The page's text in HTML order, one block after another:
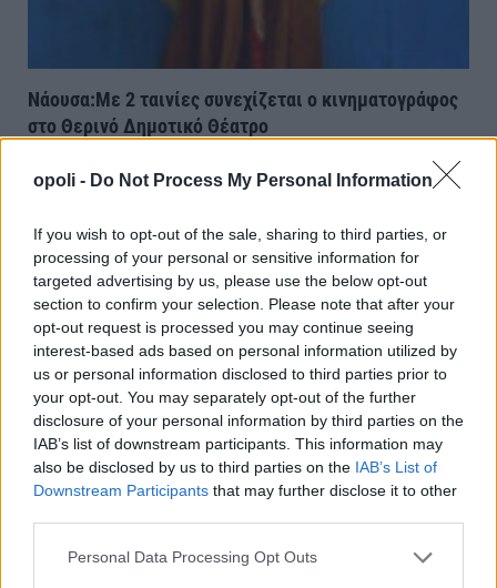
opoli - Do Not Process My Personal Information
If you wish to opt-out of the sale, sharing to third parties, or
processing of your personal or sensitive information for
targeted advertising by us, please use the below opt-out
section to confirm your selection. Please note that after your
opt-out request is processed you may continue seeing
interest-based ads based on personal information utilized by
us or personal information disclosed to third parties prior to
your opt-out. You may separately opt-out of the further
disclosure of your personal information by third parties on the
IAB’s list of downstream participants. This information may
also be disclosed by us to third parties on the IAB’s List of
Downstream Participants that may further disclose it to other
Personal Data Processing Opt Outs
Νάουσα:Με 2 ταινίες συνεχίζεται ο κινηματογράφος
στο Θερινό Δημοτικό Θέατρο
Προσωρινή διακοπή τηλεφωνίας και διαδικτυακών
υπηρεσιών στη Διεύθυνση Μεταφορών και
Επικοινωνιών Π.Ε. Ημαθίας
Πέμπτη, 6 Αυγούστου 2026 10:30 ΠΜ